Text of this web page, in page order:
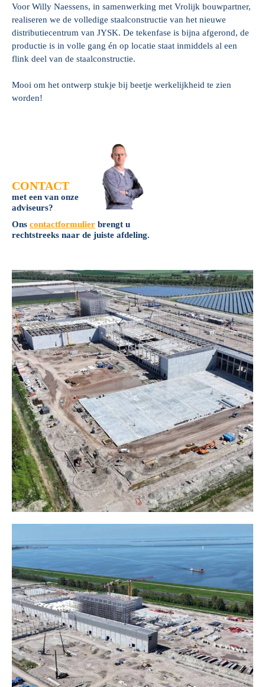
Voor Willy Naessens, in samenwerking met Vrolijk bouwpartner,
realiseren we de volledige staalconstructie van het nieuwe
distributiecentrum van JYSK. De tekenfase is bijna afgerond, de
productie is in volle gang én op locatie staat inmiddels al een
flink deel van de staalconstructie.
Mooi om het ontwerp stukje bij beetje werkelijkheid te zien
worden!
CONTACT
met een van onze
adviseurs?
Ons contactformulier brengt u
rechtstreeks naar de juiste afdeling.